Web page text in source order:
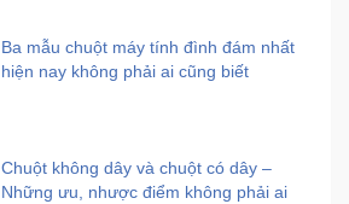
Ba mẫu chuột máy tính đình đám nhất
hiện nay không phải ai cũng biết
Chuột không dây và chuột có dây –
Những ưu, nhược điểm không phải ai